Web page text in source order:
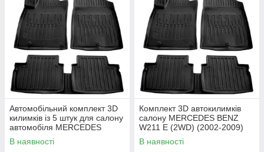
Автомобільний комплект 3D
килимків із 5 штук для салону
автомобіля MERCEDES
BENZ W245 B (2005-2011)
В наявності
Комплект 3D автокилимків
салону MERCEDES BENZ
W211 E (2WD) (2002-2009)
захисних модельних з
бортиком
В наявності